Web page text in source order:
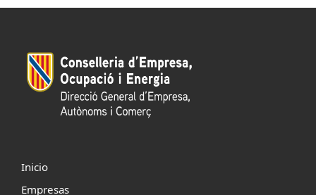
Inicio
Empresas